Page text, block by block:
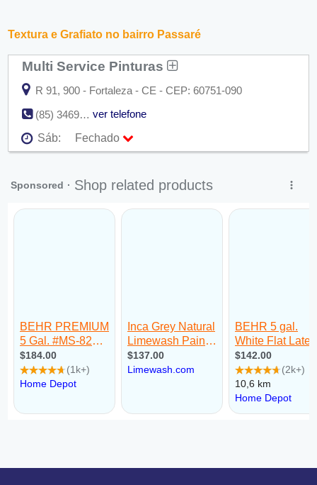
Textura e Grafiato no bairro Passaré
Multi Service Pinturas
R 91, 900 - Fortaleza - CE - CEP: 60751-090
(85) 3469-0080
ver telefone
Sáb:
Fechado
Seg:
09:00 - 18:00
Qua:
09:00 - 18:00
09:00 - 18:00
Sex:
09:00 - 18:00